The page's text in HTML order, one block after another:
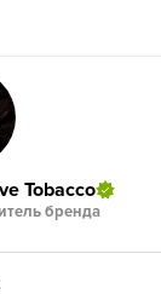
Tobacco
бренда